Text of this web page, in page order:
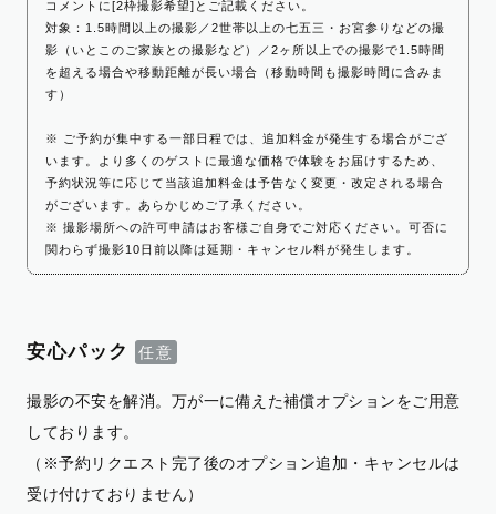
コメントに[2枠撮影希望]とご記載ください。
対象：1.5時間以上の撮影／2世帯以上の七五三・お宮参りなどの撮
影（いとこのご家族との撮影など）／2ヶ所以上での撮影で1.5時間
を超える場合や移動距離が長い場合（移動時間も撮影時間に含みま
す）
※ ご予約が集中する一部日程では、追加料金が発生する場合がござ
います。より多くのゲストに最適な価格で体験をお届けするため、
予約状況等に応じて当該追加料金は予告なく変更・改定される場合
がございます。あらかじめご了承ください。
※ 撮影場所への許可申請はお客様ご自身でご対応ください。可否に
関わらず撮影10日前以降は延期・キャンセル料が発生します。
安心パック
撮影の不安を解消。万が一に備えた補償オプションをご用意
しております。
（※予約リクエスト完了後のオプション追加・キャンセルは
受け付けておりません）